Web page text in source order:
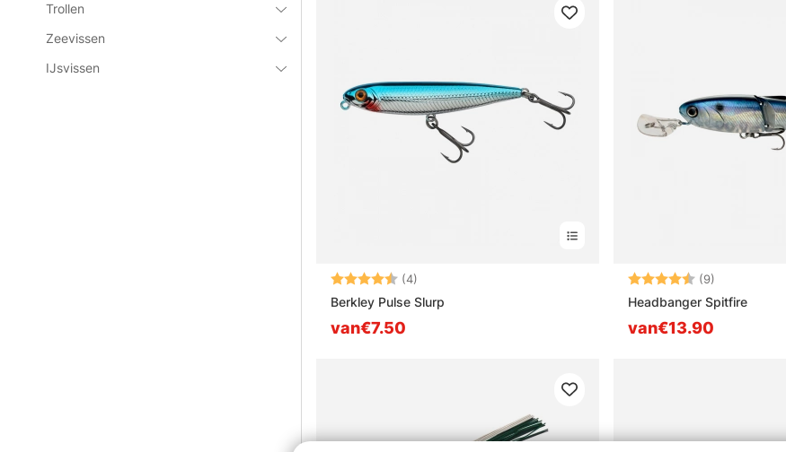
Trollen
Zeevissen
IJsvissen
Beoordeling:(4)
Berkley Pulse Slurp
van€7.50
Beoordeling:(9)
Headbanger Spitfire
van€13.90